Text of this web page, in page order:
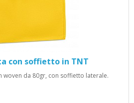
con soffietto in TNT
woven da 80gr, con soffietto laterale.